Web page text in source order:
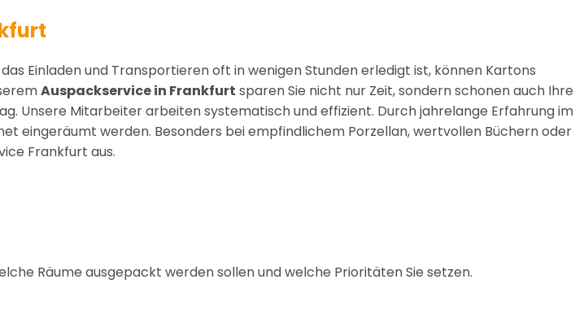
Einladen und Transportieren oft in wenigen Stunden erledigt ist, können Kartons
Auspackservice in Frankfurt sparen Sie nicht nur Zeit, sondern schonen auch Ihre
Unsere Mitarbeiter arbeiten systematisch und effizient. Durch jahrelange Erfahrung im
eingeräumt werden. Besonders bei empfindlichem Porzellan, wertvollen Büchern oder
Frankfurt aus.
Räume ausgepackt werden sollen und welche Prioritäten Sie setzen.